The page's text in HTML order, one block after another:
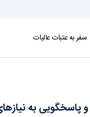
سفر به عتبات عالیات
پاسخگویی به